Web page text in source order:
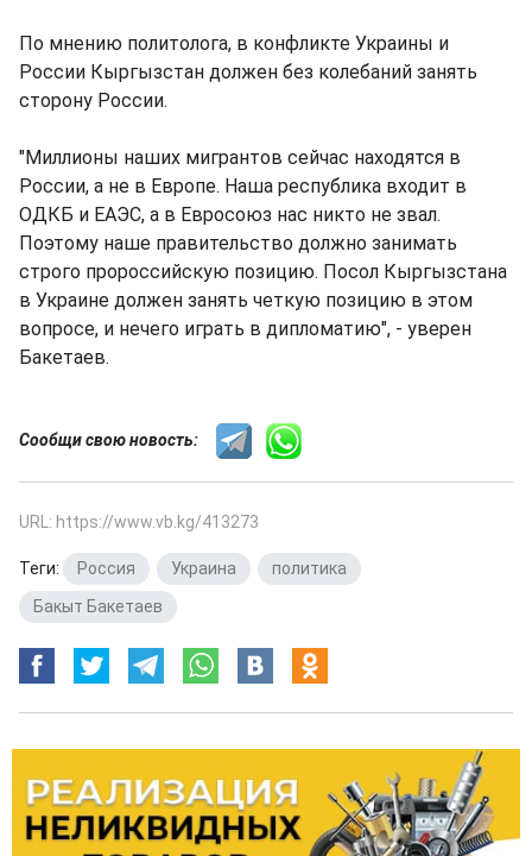
По мнению политолога, в конфликте Украины и
России Кыргызстан должен без колебаний занять
сторону России.
"Миллионы наших мигрантов сейчас находятся в
России, а не в Европе. Наша республика входит в
ОДКБ и ЕАЭС, а в Евросоюз нас никто не звал.
Поэтому наше правительство должно занимать
строго пророссийскую позицию. Посол Кыргызстана
в Украине должен занять четкую позицию в этом
вопросе, и нечего играть в дипломатию", - уверен
Бакетаев.
Сообщи свою новость:
URL: https://www.vb.kg/413273
Теги: Россия Украина политика
Бакыт Бакетаев